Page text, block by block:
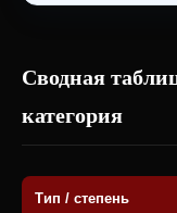
Сводная
категория
Тип / степень